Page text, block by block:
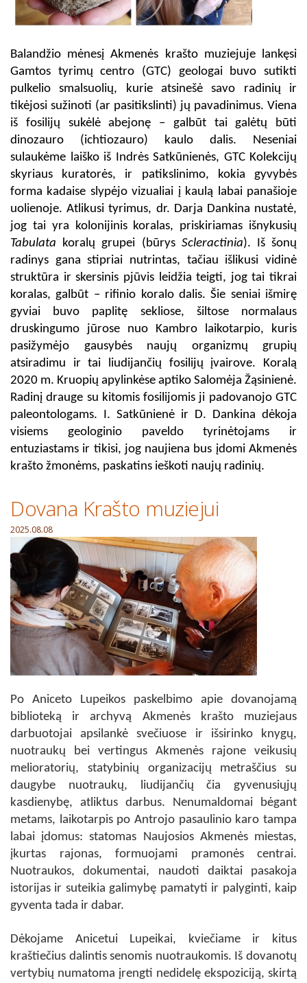
Balandžio mėnesį Akmenės krašto muziejuje lankęsi
Gamtos tyrimų centro (GTC) geologai buvo sutikti
pulkelio smalsuolių, kurie atsinešė savo radinių ir
tikėjosi sužinoti (ar pasitikslinti) jų pavadinimus. Viena
iš fosilijų sukėlė abejonę – galbūt tai galėtų būti
dinozauro (ichtiozauro) kaulo dalis. Neseniai
sulaukėme laiško iš Indrės Satkūnienės, GTC Kolekcijų
skyriaus kuratorės, ir patikslinimo, kokia gyvybės
forma kadaise slypėjo vizualiai į kaulą labai panašioje
uolienoje. Atlikusi tyrimus, dr. Darja Dankina nustatė,
jog tai yra kolonijinis koralas, priskiriamas išnykusių
Tabulata koralų grupei (būrys Scleractinia). Iš šonų
radinys gana stipriai nutrintas, tačiau išlikusi vidinė
struktūra ir skersinis pjūvis leidžia teigti, jog tai tikrai
koralas, galbūt –rifinio koralo dalis. Šie seniai išmirę
gyviai buvo paplitę sekliose, šiltose normalaus
druskingumo jūrose nuo Kambro laikotarpio, kuris
pasižymėjo gausybės naujų organizmų grupių
atsiradimu ir tai liudijančių fosilijų įvairove. Koralą
2020 m. Kruopių apylinkėse aptiko Salomėja Žąsinienė.
Radinį drauge su kitomis fosilijomis ji padovanojo GTC
paleontologams. I. Satkūnienė ir D. Dankina dėkoja
visiems geologinio paveldo tyrinėtojams ir
entuziastams ir tikisi, jog naujiena bus įdomi Akmenės
krašto žmonėms, paskatins ieškoti naujų radinių.
Dovana Krašto muziejui
2025.08.08
Po Aniceto Lupeikos paskelbimo apie dovanojamą
biblioteką ir archyvą Akmenės krašto muziejaus
darbuotojai apsilankė svečiuose ir išsirinko knygų,
nuotraukų bei vertingus Akmenės rajone veikusių
melioratorių, statybinių organizacijų metraščius su
daugybe nuotraukų, liudijančių čia gyvenusiųjų
kasdienybę, atliktus darbus. Nenumaldomai bėgant
metams, laikotarpis po Antrojo pasaulinio karo tampa
labai įdomus: statomas Naujosios Akmenės miestas,
įkurtas rajonas, formuojami pramonės centrai.
Nuotraukos, dokumentai, naudoti daiktai pasakoja
istorijas ir suteikia galimybę pamatyti ir palyginti, kaip
gyventa tada ir dabar.
Dėkojame Anicetui Lupeikai, kviečiame ir kitus
kraštiečius dalintis senomis nuotraukomis. Iš dovanotų
vertybių numatoma įrengti nedidelę ekspoziciją, skirtą